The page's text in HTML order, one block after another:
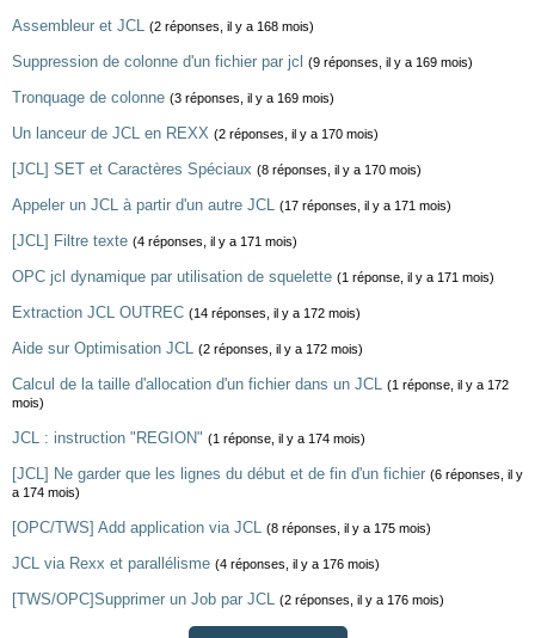
Assembleur et JCL (2 réponses, il y a 168 mois)
Suppression de colonne d'un fichier par jcl (9 réponses, il y a 169 mois)
Tronquage de colonne (3 réponses, il y a 169 mois)
Un lanceur de JCL en REXX (2 réponses, il y a 170 mois)
[JCL] SET et Caractères Spéciaux (8 réponses, il y a 170 mois)
Appeler un JCL à partir d'un autre JCL (17 réponses, il y a 171 mois)
[JCL] Filtre texte (4 réponses, il y a 171 mois)
OPC jcl dynamique par utilisation de squelette (1 réponse, il y a 171 mois)
Extraction JCL OUTREC (14 réponses, il y a 172 mois)
Aide sur Optimisation JCL (2 réponses, il y a 172 mois)
Calcul de la taille d'allocation d'un fichier dans un JCL (1 réponse, il y a 172
mois)
JCL : instruction "REGION" (1 réponse, il y a 174 mois)
[JCL] Ne garder que les lignes du début et de fin d'un fichier (6 réponses, il y
a 174 mois)
[OPC/TWS] Add application via JCL (8 réponses, il y a 175 mois)
JCL via Rexx et parallélisme (4 réponses, il y a 176 mois)
[TWS/OPC]Supprimer un Job par JCL (2 réponses, il y a 176 mois)